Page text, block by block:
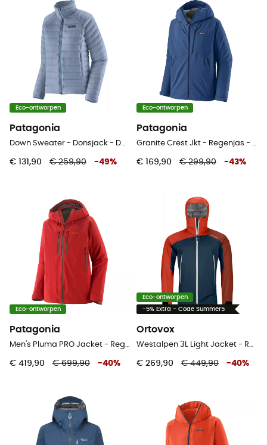
Eco-ontworpen
Patagonia
Down Sweater - Donsjack - Dames
€ 131,90 € 259,90 -49%
Eco-ontworpen
Patagonia
Granite Crest Jkt - Regenjas - Heren
€ 169,90 € 299,90 -43%
Eco-ontworpen
Patagonia
Men's Pluma PRO Jacket - Regenjack - Heren
€ 419,90 € 699,90 -40%
Eco-ontworpen
-5% Extra - Code Summer5
Ortovox
Westalpen 3L Light Jacket - Regenjack - Heren
€ 269,90 € 449,90 -40%